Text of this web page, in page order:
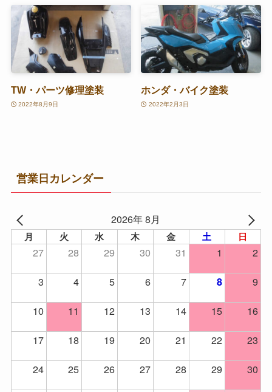
TW・パーツ修理塗装
2022年8月9日
ホンダ・バイク塗装
2022年2月3日
営業日カレンダー
2026年 8月
月 火 水 木 金 土 日
27 28 29 30 31 1
2
3
4 5 6 7 8
9
10
11 12 13 14 15
16
17
18 19 20 21 22
23
24
25 26 27 28 29
30